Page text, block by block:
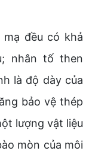
đều có khả
nhân tố then
là độ dày của
bảo vệ thép
lượng vật liệu
mòn của môi